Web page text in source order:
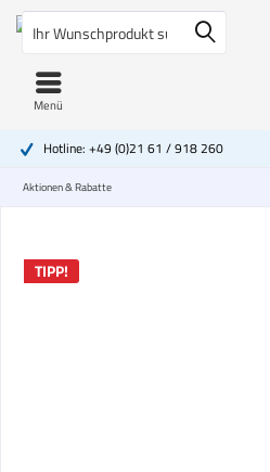
Hotline: +49 (0)21 61 / 918 260
Menü
Aktionen & Rabatte
TIPP!